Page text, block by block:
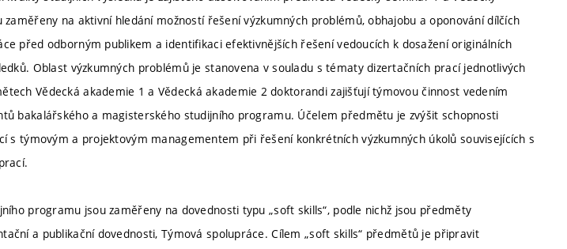
na aktivní hledání možností řešení výzkumných problémů, obhajobu a oponování dílčích
před odborným publikem a identifikaci efektivnějších řešení vedoucích k dosažení originálních
Oblast výzkumných problémů je stanovena v souladu s tématy dizertačních prací jednotlivých
Vědecká akademie 1 a Vědecká akademie 2 doktorandi zajišťují týmovou činnost vedením
bakalářského a magisterského studijního programu. Účelem předmětu je zvýšit schopnosti
s týmovým a projektovým managementem při řešení konkrétních výzkumných úkolů souvisejících s
programu jsou zaměřeny na dovednosti typu „soft skills“, podle nichž jsou předměty
a publikační dovednosti, Týmová spolupráce. Cílem „soft skills“ předmětů je připravit